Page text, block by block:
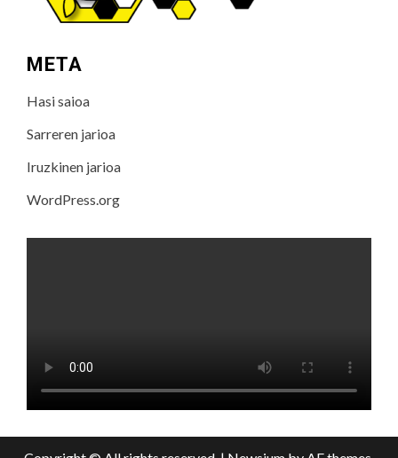
META
Hasi saioa
Sarreren jarioa
Iruzkinen jarioa
WordPress.org